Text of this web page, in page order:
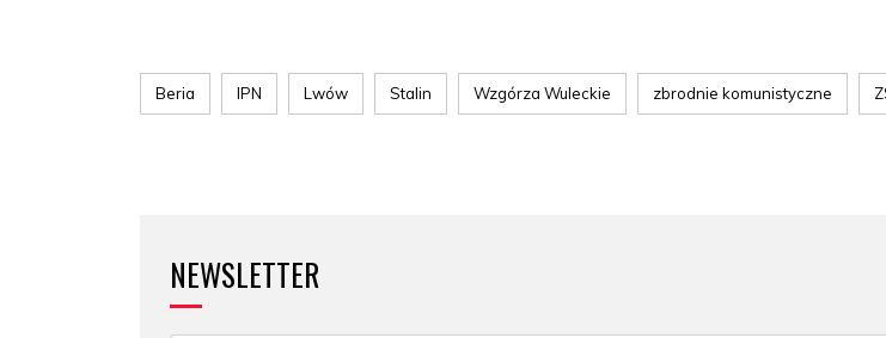
Beria IPN Lwów Stalin Wzgórza Wuleckie zbrodnie komunistyczne
NEWSLETTER